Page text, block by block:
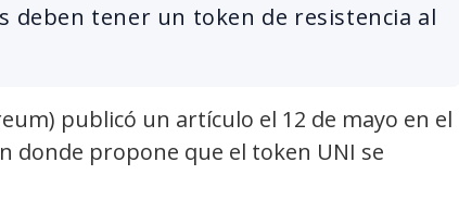
deben tener un token de resistencia al
publicó un artículo el 12 de mayo en el
donde propone que el token UNI se